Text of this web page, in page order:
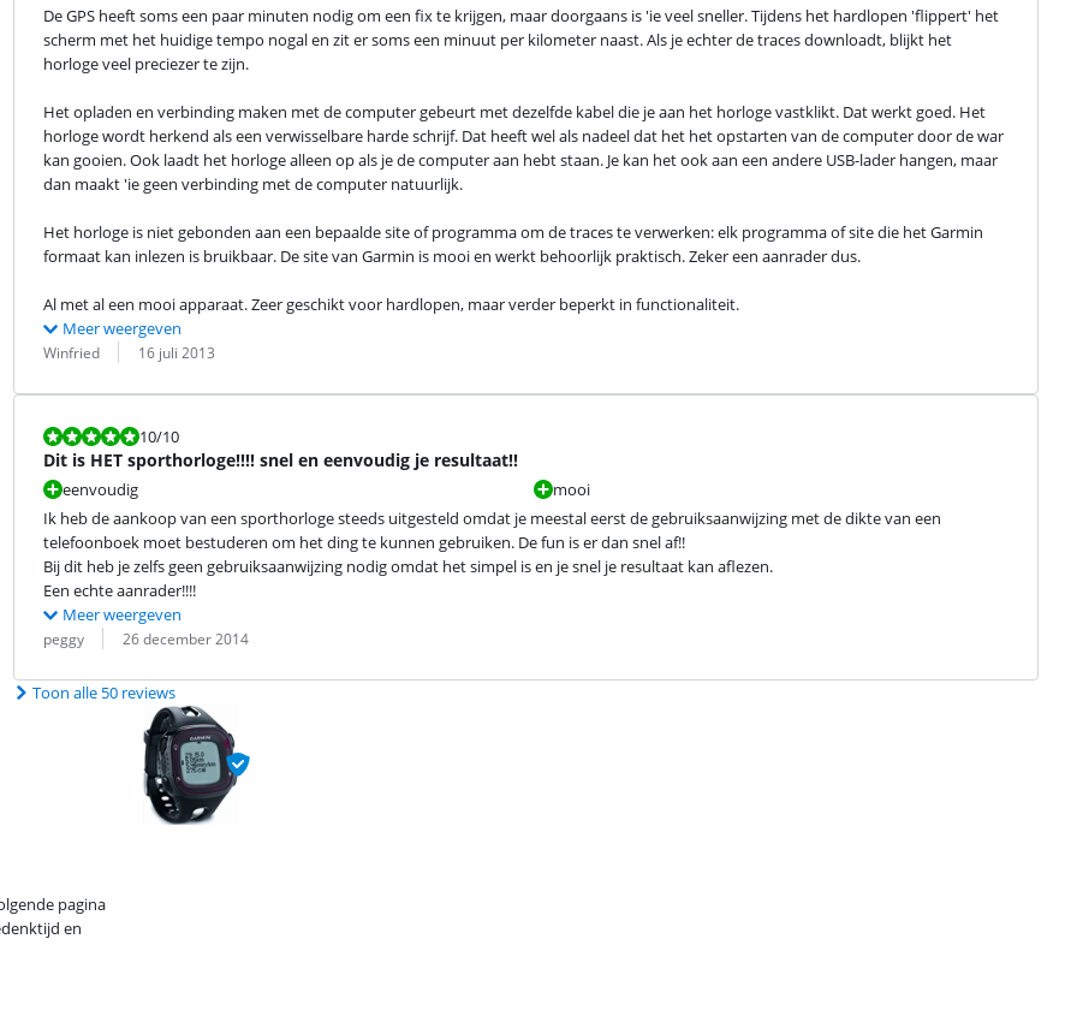
De GPS heeft soms een paar minuten nodig om een fix te krijgen, maar doorgaans is 'ie veel sneller. Tijdens het hardlopen 'flippert' het
scherm met het huidige tempo nogal en zit er soms een minuut per kilometer naast. Als je echter de traces downloadt, blijkt het
horloge veel preciezer te zijn.
Het opladen en verbinding maken met de computer gebeurt met dezelfde kabel die je aan het horloge vastklikt. Dat werkt goed. Het
horloge wordt herkend als een verwisselbare harde schrijf. Dat heeft wel als nadeel dat het het opstarten van de computer door de war
kan gooien. Ook laadt het horloge alleen op als je de computer aan hebt staan. Je kan het ook aan een andere USB-lader hangen, maar
dan maakt 'ie geen verbinding met de computer natuurlijk.
Het horloge is niet gebonden aan een bepaalde site of programma om de traces te verwerken: elk programma of site die het Garmin
formaat kan inlezen is bruikbaar. De site van Garmin is mooi en werkt behoorlijk praktisch. Zeker een aanrader dus.
Al met al een mooi apparaat. Zeer geschikt voor hardlopen, maar verder beperkt in functionaliteit.
Meer weergeven
Beoordeling door:
Winfried
Datum: 16 juli 2013
Beoordeling is 10 van de 10.
10/10
Dit is HET sporthorloge!!!! snel en eenvoudig je resultaat!!
eenvoudig
mooi
Ik heb de aankoop van een sporthorloge steeds uitgesteld omdat je meestal eerst de gebruiksaanwijzing met de dikte van een
telefoonboek moet bestuderen om het ding te kunnen gebruiken. De fun is er dan snel af!!
Bij dit heb je zelfs geen gebruiksaanwijzing nodig omdat het simpel is en je snel je resultaat kan aflezen.
Een echte aanrader!!!!
Meer weergeven
Beoordeling door:
peggy
Datum: 26 december 2014
Toon alle 50 reviews
pagina
en